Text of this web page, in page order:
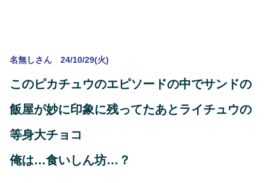
名無しさん 24/10/29(火)
このピカチュウのエピソードの中でサンドの
飯屋が妙に印象に残ってたあとライチュウの
等身大チョコ
俺は…食いしん坊…？